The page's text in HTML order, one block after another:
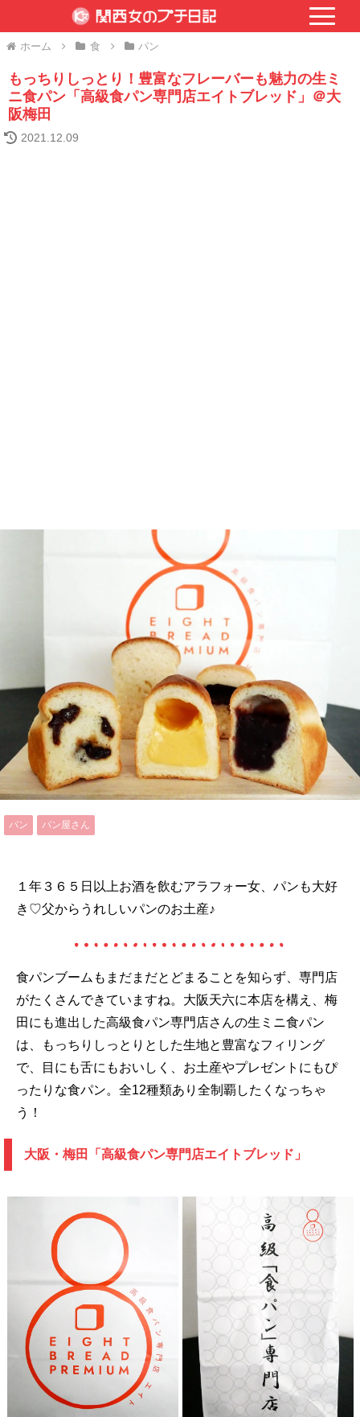
ホーム 食 パン
もっちりしっとり！豊富なフレーバーも魅力の生ミ
ニ食パン「高級食パン専門店エイトブレッド」＠大
阪梅田
2021.12.09
パン パン屋さん
１年３６５日以上お酒を飲むアラフォー女、パンも大好
き♡父からうれしいパンのお土産♪
食パンブームもまだまだとどまることを知らず、専門店
がたくさんできていますね。大阪天六に本店を構え、梅
田にも進出した高級食パン専門店さんの生ミニ食パン
は、もっちりしっとりとした生地と豊富なフィリング
で、目にも舌にもおいしく、お土産やプレゼントにもぴ
ったりな食パン。全12種類あり全制覇したくなっちゃ
う！
大阪・梅田「高級食パン専門店エイトブレッド」